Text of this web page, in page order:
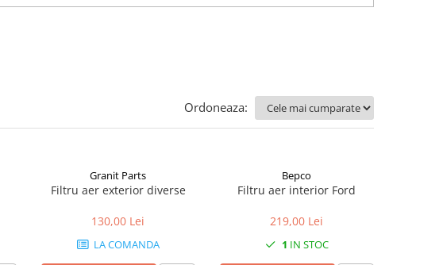
Ordoneaza:
Granit Parts
Filtru aer exterior diverse
130,00 Lei
LA COMANDA
Bepco
Filtru aer interior Ford
219,00 Lei
1 IN STOC